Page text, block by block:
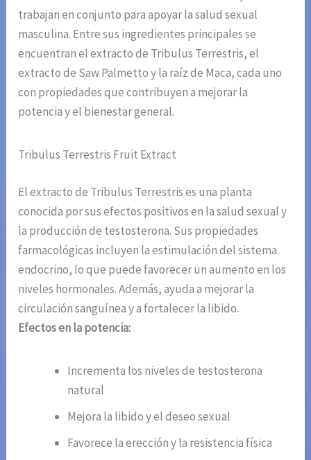
trabajan en conjunto para apoyar la salud sexual
masculina. Entre sus ingredientes principales se
encuentran el extracto de Tribulus Terrestris, el
extracto de Saw Palmetto y la raíz de Maca, cada uno
con propiedades que contribuyen a mejorar la
potencia y el bienestar general.
Tribulus Terrestris Fruit Extract
El extracto de Tribulus Terrestris es una planta
conocida por sus efectos positivos en la salud sexual y
la producción de testosterona. Sus propiedades
farmacológicas incluyen la estimulación del sistema
endocrino, lo que puede favorecer un aumento en los
niveles hormonales. Además, ayuda a mejorar la
circulación sanguínea y a fortalecer la libido.
Efectos en la potencia:
Incrementa los niveles de testosterona
natural
Mejora la libido y el deseo sexual
Favorece la erección y la resistencia física